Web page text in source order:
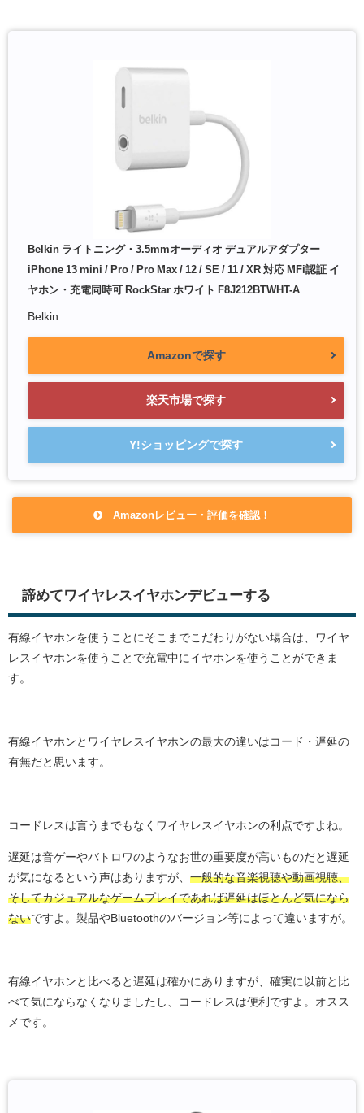
Belkin ライトニング・3.5mmオーディオ デュアルアダプター
iPhone 13 mini / Pro / Pro Max / 12 / SE / 11 / XR 対応 MFi認証 イ
ヤホン・充電同時可 RockStar ホワイト F8J212BTWHT-A
Belkin
Amazonで探す
楽天市場で探す
Y!ショッピングで探す
Amazonレビュー・評価を確認！
諦めてワイヤレスイヤホンデビューする
有線イヤホンを使うことにそこまでこだわりがない場合は、ワイヤ
レスイヤホンを使うことで充電中にイヤホンを使うことができま
す。
有線イヤホンとワイヤレスイヤホンの最大の違いはコード・遅延の
有無だと思います。
コードレスは言うまでもなくワイヤレスイヤホンの利点ですよね。
遅延は音ゲーやバトロワのようなお世の重要度が高いものだと遅延
が気になるという声はありますが、 一般的な音楽視聴や動画視聴、
そしてカジュアルなゲームプレイであれば遅延はほとんど気になら
ないですよ。製品やBluetoothのバージョン等によって違いますが。
有線イヤホンと比べると遅延は確かにありますが、確実に以前と比
べて気にならなくなりましたし、コードレスは便利ですよ。オスス
メです。